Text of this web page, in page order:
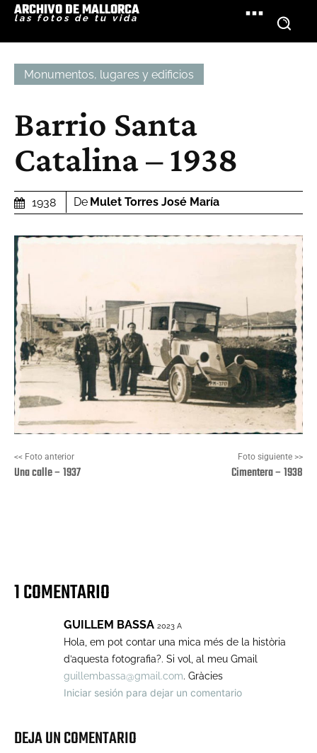
ARCHIVO DE MALLORCA
las fotos de tu vida
Monumentos, lugares y edificios
Barrio Santa
Catalina – 1938
1938 De Mulet Torres José María
<< Foto anterior
Una calle – 1937
Foto siguiente >>
Cimentera – 1938
1 COMENTARIO
GUILLEM BASSA 2023 A
Hola, em pot contar una mica més de la història
d’aquesta fotografia?. Si vol, al meu Gmail
guillembassa@gmail.com. Gràcies
Iniciar sesión para dejar un comentario
DEJA UN COMENTARIO